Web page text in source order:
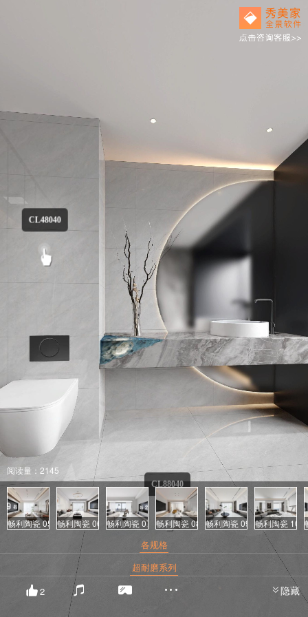
CL88040
CL48040
阅读量：2145
畅利陶瓷 05 畅利陶瓷 06 畅利陶瓷 07 畅利陶瓷 08 畅利陶瓷 09 畅利陶瓷 10
各规格
超耐磨系列
2
隐藏